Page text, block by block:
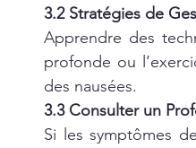
3.2 Stratégies de
Apprendre des
profonde ou
des nausées.
3.3 Consulter un
Si les symptômes